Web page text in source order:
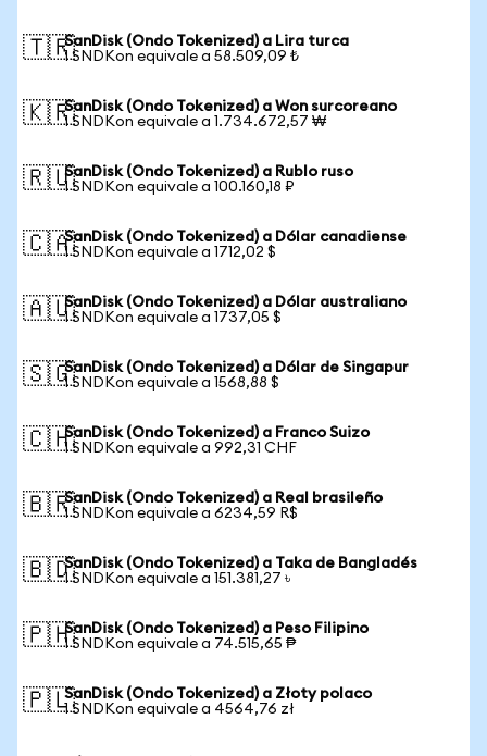
🇹🇷SanDisk (Ondo Tokenized) a Lira turca
1 SNDKon equivale a 58.509,09 ₺
🇰🇷SanDisk (Ondo Tokenized) a Won surcoreano
1 SNDKon equivale a 1.734.672,57 ₩
🇷🇺SanDisk (Ondo Tokenized) a Rublo ruso
1 SNDKon equivale a 100.160,18 ₽
🇨🇦SanDisk (Ondo Tokenized) a Dólar canadiense
1 SNDKon equivale a 1712,02 $
🇦🇺SanDisk (Ondo Tokenized) a Dólar australiano
1 SNDKon equivale a 1737,05 $
🇸🇬SanDisk (Ondo Tokenized) a Dólar de Singapur
1 SNDKon equivale a 1568,88 $
🇨🇭SanDisk (Ondo Tokenized) a Franco Suizo
1 SNDKon equivale a 992,31 CHF
🇧🇷SanDisk (Ondo Tokenized) a Real brasileño
1 SNDKon equivale a 6234,59 R$
🇧🇩SanDisk (Ondo Tokenized) a Taka de Bangladés
1 SNDKon equivale a 151.381,27 ৳
🇵🇭SanDisk (Ondo Tokenized) a Peso Filipino
1 SNDKon equivale a 74.515,65 ₱
🇵🇱SanDisk (Ondo Tokenized) a Złoty polaco
1 SNDKon equivale a 4564,76 zł